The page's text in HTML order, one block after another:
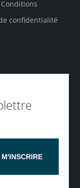
confidentialité
M'INSCRIRE